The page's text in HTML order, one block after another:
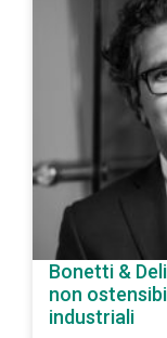
Bonetti &
non
industriali